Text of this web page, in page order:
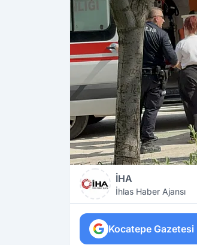
İHA
İhlas Haber Ajansı
Kocatepe Gazetesi